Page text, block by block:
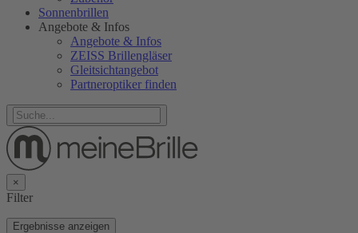
Sonnenbrillen
Angebote & Infos
Angebote & Infos
ZEISS Brillengläser
Gleitsichtangebot
Partneroptiker finden
×
Filter
Ergebnisse anzeigen